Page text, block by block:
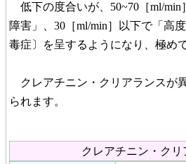
低下の度合いが、50~70［ml/min
障害」、30［ml/min］以下で「高
毒症〕を呈するようになり、極め
クレアチニン・クリアランスが
られます。
クレアチニン・ク